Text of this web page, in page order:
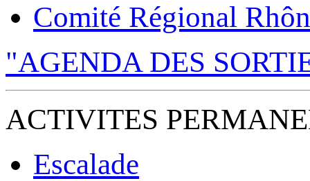
Comité Régional
"AGENDA DES
ACTIVITES
Escalade